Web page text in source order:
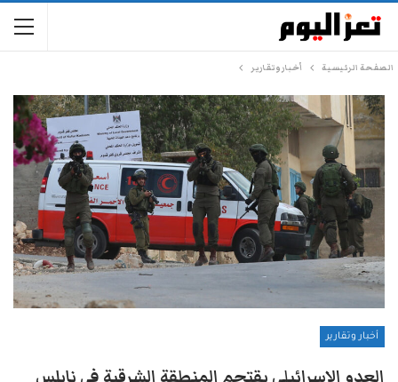
الصفحة الرئيسية أخبار وتقارير
أخبار وتقارير
العدو الإسرائيلي يقتحم المنطقة الشرقية في نابلس